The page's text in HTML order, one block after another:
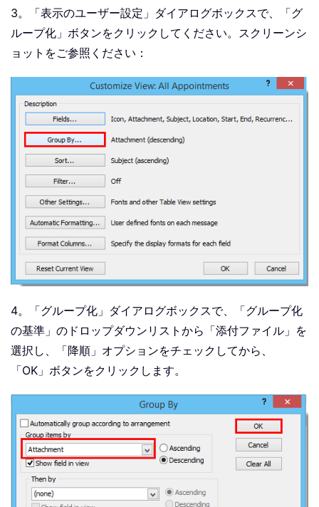
3。「表示のユーザー設定」ダイアログボックスで、「グ
ループ化」ボタンをクリックしてください。スクリーンシ
ョットをご参照ください：
4。「グループ化」ダイアログボックスで、「グループ化
の基準」のドロップダウンリストから「添付ファイル」を
選択し、「降順」オプションをチェックしてから、
「OK」ボタンをクリックします。